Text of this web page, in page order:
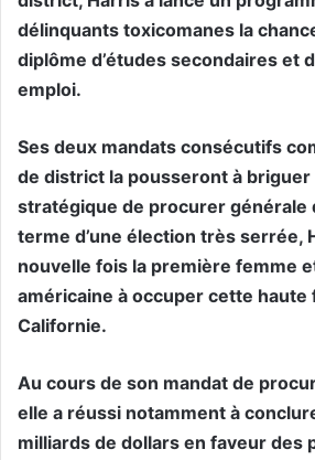
délinquants toxicomanes la
diplôme d’études secondaires et
emploi.
Ses deux mandats consécutifs
de district la pousseront à briguer
stratégique de procurer générale
terme d’une élection très serrée,
nouvelle fois la première femme
américaine à occuper cette haute
Californie.
Au cours de son mandat de
elle a réussi notamment à
milliards de dollars en faveur des